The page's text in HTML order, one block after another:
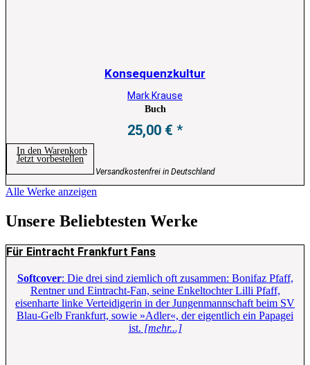
Konsequenzkultur
Mark Krause
Buch
25,00 €
Jetzt vorbestellen
In den Warenkorb
Versandkostenfrei in Deutschland
Alle Werke anzeigen
Unsere Beliebtesten Werke
Für Eintracht Frankfurt Fans
Softcover: Die drei sind ziemlich oft zusammen: Bonifaz Pfaff,
Rentner und Eintracht-Fan, seine Enkeltochter Lilli Pfaff,
eisenharte linke Verteidigerin in der Jungenmannschaft beim SV
Blau-Gelb Frankfurt, sowie »Adler«, der eigentlich ein Papagei
ist. [mehr...]